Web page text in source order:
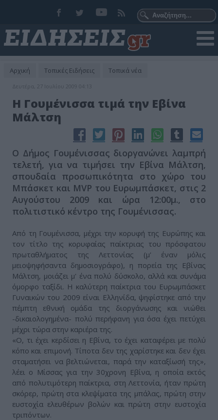
Αρχική Τοπικές Ειδήσεις Τοπικά νέα
Δευτέρα, 27 Ιουλίου 2009 04:13
Η Γουμένισσα τιμά την Εβίνα
Μάλτση
Ο Δήμος Γουμένισσας διοργανώνει λαμπρή
τελετή, για να τιμήσει την Εβίνα Μάλτση,
σπουδαία προσωπικότητα στο χώρο του
Μπάσκετ και MVP του Ευρωμπάσκετ, στις 2
Αυγούστου 2009 και ώρα 12:00μ., στο
πολιτιστικό κέντρο της Γουμένισσας.
Από τη Γουμένισσα, μέχρι την κορυφή της Ευρώπης και
τον τίτλο της κορυφαίας παίκτριας του πρόσφατου
πρωταθλήματος της Λεττονίας (μ' έναν μόλις
μειοψηφήσαντα δημοσιογράφο), η πορεία της Εβίνας
Μάλτση, μοιάζει μ' ένα πολύ δύσκολο, αλλά και συνάμα
όμορφο ταξίδι. Η καλύτερη παίκτρια του Ευρωμπάσκετ
Γυναικών του 2009 είναι Ελληνίδα, ψηφίστηκε από την
πέμπτη εθνική ομάδα της διοργάνωσης και νιώθει
-δικαιολογημένα- πολύ περήφανη για όσα έχει πετύχει
μέχρι τώρα στην καριέρα της.
«Ο, τι έχει κερδίσει η Εβίνα, το έχει καταφέρει με πολύ
κόπο και επιμονή. Τίποτα δεν της χαρίστηκε και δεν έχει
σταματήσει να βελτιώνεται, παρά την καταξίωσή της»,
λέει ο Μίσσας για την 30χρονη Εβίνα, η οποία εκτός
από πολυτιμότερη παίκτρια, στη Λεττονία, ήταν πρώτη
σκόρερ, πρώτη στα κλεψίματα της μπάλας, πρώτη στην
ευστοχία ελευθέρων βολών και πρώτη στην ευστοχία
τριπόντων.